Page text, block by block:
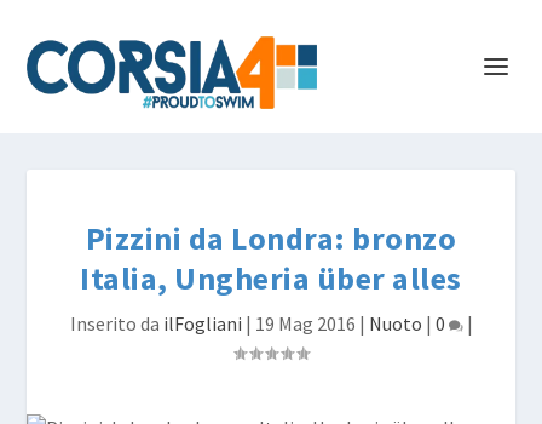
Pizzini da Londra: bronzo
Italia, Ungheria über alles
Inserito da ilFogliani | 19 Mag 2016 | Nuoto | 0 |